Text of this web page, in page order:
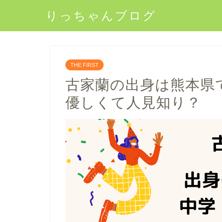
りっちゃんブログ
THE FIRST
古家蘭の出身は熊本県
優しくて人見知り？